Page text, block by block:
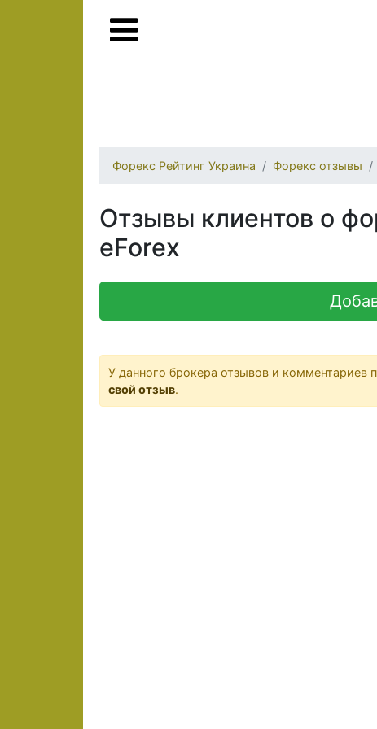
Форекс Рейтинг Украина Форекс отзывы
Отзывы клиентов о
eForex
У данного брокера отзывов и комментариев
свой отзыв.